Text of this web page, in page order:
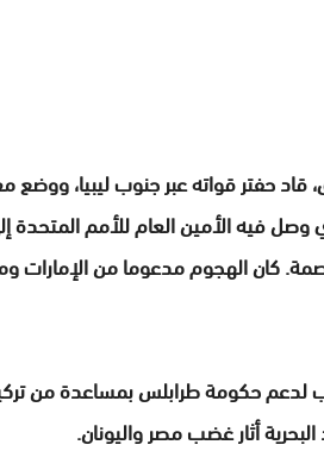
حفتر قواته عبر جنوب ليبيا،
فيه الأمين العام للأمم المتحدة
كان الهجوم مدعوما من الإمارات
لدعم حكومة طرابلس بمساعدة من
أثار غضب مصر واليونان.